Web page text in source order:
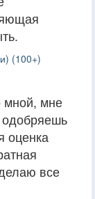
(100+)
мной, мне
одобряешь
оценка
все